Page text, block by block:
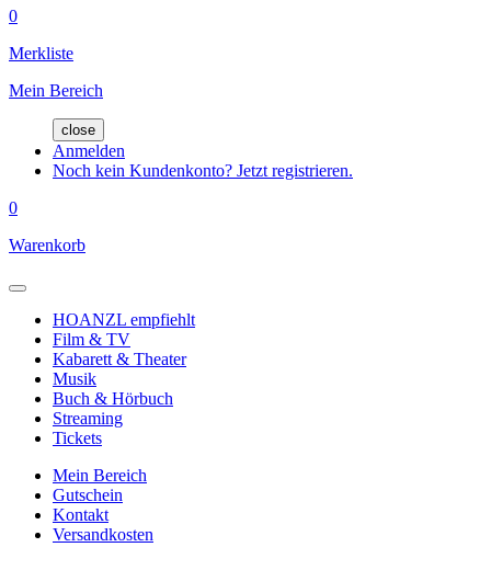
0
Merkliste
Mein Bereich
close
Anmelden
Noch kein Kundenkonto? Jetzt registrieren.
0
Warenkorb
HOANZL empfiehlt
Film & TV
Kabarett & Theater
Musik
Buch & Hörbuch
Streaming
Tickets
Mein Bereich
Gutschein
Kontakt
Versandkosten